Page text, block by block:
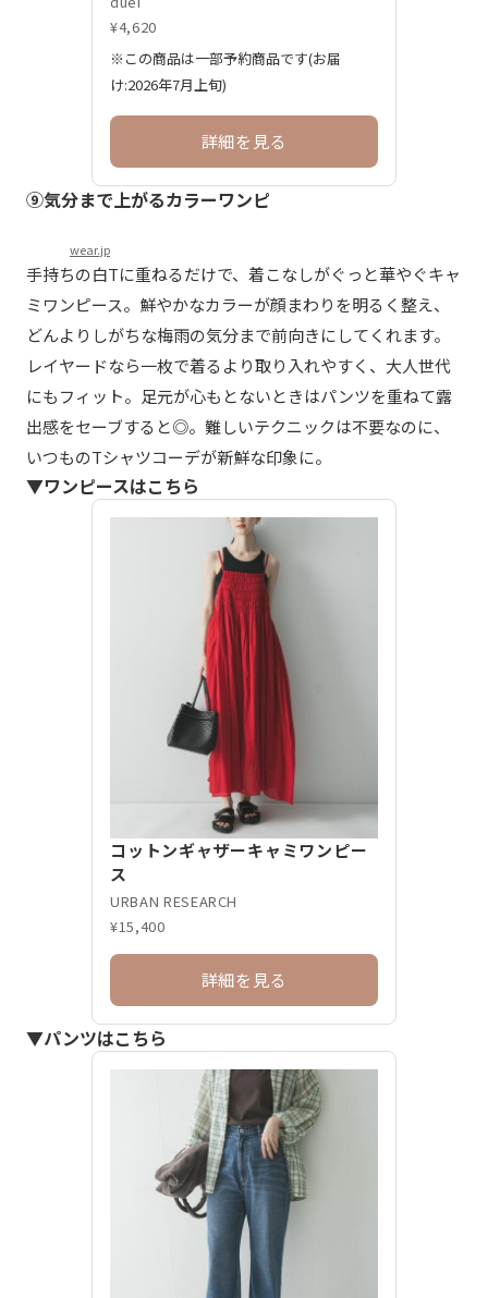
¥4,620
※この商品は一部予約商品です(お届
け:2026年7月上旬)
詳細を見る
⑨気分まで上がるカラーワンピ
wear.jp
手持ちの白Tに重ねるだけで、着こなしがぐっと華やぐキャ
ミワンピース。鮮やかなカラーが顔まわりを明るく整え、
どんよりしがちな梅雨の気分まで前向きにしてくれます。
レイヤードなら一枚で着るより取り入れやすく、大人世代
にもフィット。足元が心もとないときはパンツを重ねて露
出感をセーブすると◎。難しいテクニックは不要なのに、
いつものTシャツコーデが新鮮な印象に。
▼ワンピースはこちら
コットンギャザーキャミワンピー
ス
URBAN RESEARCH
¥15,400
詳細を見る
▼パンツはこちら